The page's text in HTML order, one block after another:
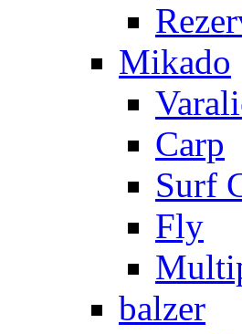
Mikado
Carp
Surf
Fly
balzer